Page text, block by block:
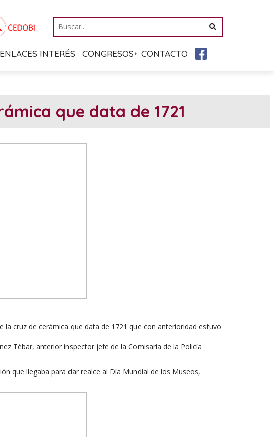
ENLACES INTERÉS CONGRESOS CONTACTO
que data de 1721
cruz de cerámica que data de 1721 que con anterioridad estuvo
Tébar, anterior inspector jefe de la Comisaria de la Policía
que llegaba para dar realce al Día Mundial de los Museos,